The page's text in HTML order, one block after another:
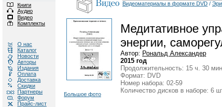
Книги
Аудио
Видео
Комплекты
О нас
Каталог
Новости
Авторы
Издания
Оплата
Доставка
Скидки
Партнеры
Форум
Прайс-лист
Видеоматериалы в формате DVD /
Большое фото
Медитативное
энергии,
Автор: Рональд Александер
2015 год
Продолжительность: 15 ч. 30
Формат: DVD
Номер набора: 02-59
Количество дисков в наборе: 6